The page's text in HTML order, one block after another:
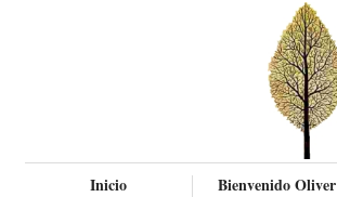
Inicio Bienvenido Oliver